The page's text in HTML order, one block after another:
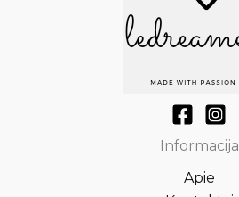
Informacija
Apie